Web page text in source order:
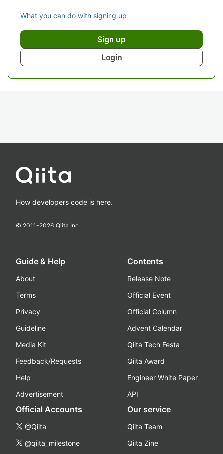
What you can do with signing up
Sign up
Login
How developers code is here.
© 2011-2026 Qiita Inc.
Guide & Help
About
Terms
Privacy
Guideline
Media Kit
Feedback/Requests
Help
Advertisement
Contents
Release Note
Official Event
Official Column
Advent Calendar
Qiita Tech Festa
Qiita Award
Engineer White Paper
API
Official Accounts
@Qiita
@qiita_milestone
Our service
Qiita Team
Qiita Zine